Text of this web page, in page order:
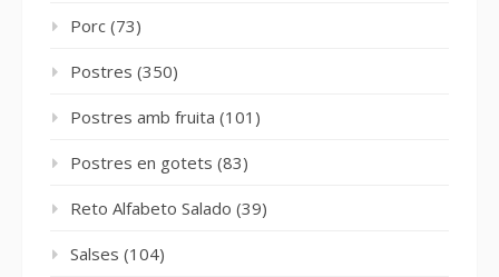
Porc (73)
Postres (350)
Postres amb fruita (101)
Postres en gotets (83)
Reto Alfabeto Salado (39)
Salses (104)